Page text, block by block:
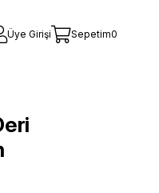
Üye Girişi Sepetim0